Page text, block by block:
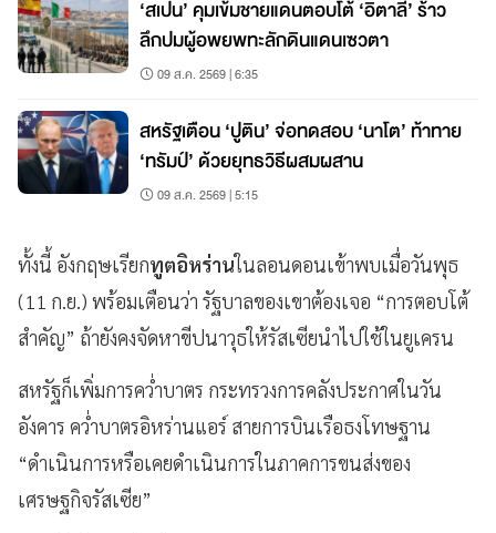
‘สเปน’ คุมเข้มชายแดนตอบโต้ ‘อิตาลี’ ร้าว
ลึกปมผู้อพยพทะลักดินแดนเซวตา
09 ส.ค. 2569 | 6:35
สหรัฐเตือน ‘ปูติน’ จ่อทดสอบ ‘นาโต’ ท้าทาย
‘ทรัมป์’ ด้วยยุทธวิธีผสมผสาน
09 ส.ค. 2569 | 5:15
ทั้งนี้ อังกฤษเรียกทูตอิหร่านในลอนดอนเข้าพบเมื่อวันพุธ
(11 ก.ย.) พร้อมเตือนว่า รัฐบาลของเขาต้องเจอ “การตอบโต้
สำคัญ” ถ้ายังคงจัดหาขีปนาวุธให้รัสเซียนำไปใช้ในยูเครน
สหรัฐก็เพิ่มการคว่ำบาตร กระทรวงการคลังประกาศในวัน
อังคาร คว่ำบาตรอิหร่านแอร์ สายการบินเรือธงโทษฐาน
“ดำเนินการหรือเคยดำเนินการในภาคการขนส่งของ
เศรษฐกิจรัสเซีย”